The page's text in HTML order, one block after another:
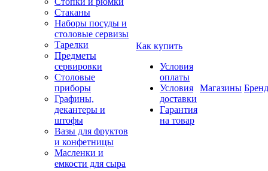
Стаканы
Наборы посуды и
столовые сервизы
Тарелки
Предметы
сервировки
Столовые
приборы
Графины,
декантеры и
штофы
Вазы для фруктов
и конфетницы
Масленки и
емкости для сыра
Как купить
Условия
оплаты
Условия
доставки
Гарантия
на товар
Магазины